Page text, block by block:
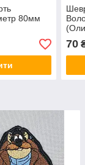
80мм
70